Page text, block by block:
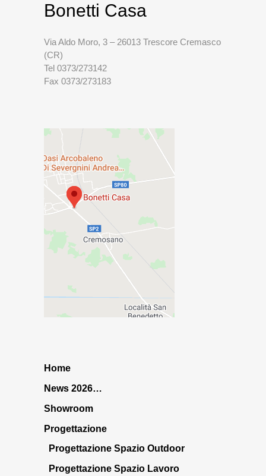
Bonetti Casa
Via Aldo Moro, 3 – 26013 Trescore Cremasco
(CR)
Tel 0373/273142
Fax 0373/273183
Home
News 2026…
Showroom
Progettazione
Progettazione Spazio Outdoor
Progettazione Spazio Lavoro